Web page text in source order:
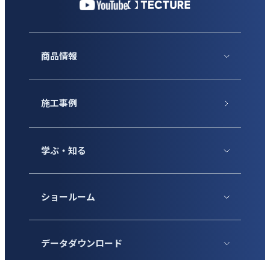
商品情報
施工事例
学ぶ・知る
ショールーム
データダウンロード